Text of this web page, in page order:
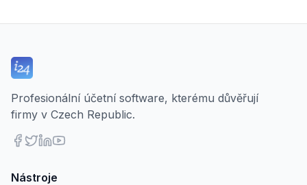
Profesionální účetní software, kterému důvěřují
firmy v Czech Republic.
Nástroje